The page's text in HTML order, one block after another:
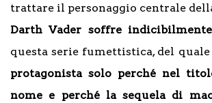
trattare il personaggio centrale
Darth Vader soffre indicibilmente
questa serie fumettistica, del quale
protagonista solo perché nel
nome e perché la sequela di